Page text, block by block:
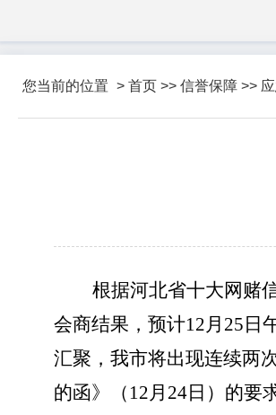
您当前的位置 > 首页 >> 信誉保障 >>
根据河北省十大网赌
会商结果，预计12月 25 日
汇聚， 我市将出现连续两
的函》
（ 12月 24日 ） 的要